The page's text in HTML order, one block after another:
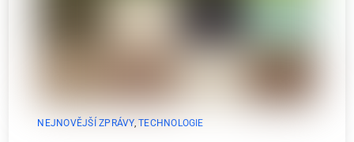
NEJNOVĚJŠÍ ZPRÁVY,TECHNOLOGIE